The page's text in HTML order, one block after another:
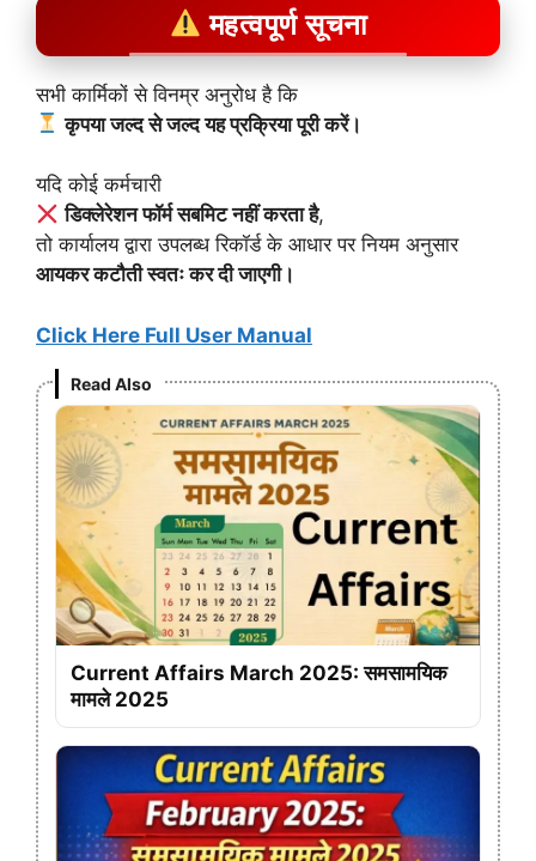
महत्वपूर्ण सूचना
सभी कार्मिकों से विनम्र अनुरोध है कि
कृपया जल्द से जल्द यह प्रक्रिया पूरी करें।
यदि कोई कर्मचारी
डिक्लेरेशन फॉर्म सबमिट नहीं करता है,
तो कार्यालय द्वारा उपलब्ध रिकॉर्ड के आधार पर नियम अनुसार
आयकर कटौती स्वतः कर दी जाएगी।
Click Here Full User Manual
Read Also
Current Affairs March 2025: समसामयिक
मामले 2025